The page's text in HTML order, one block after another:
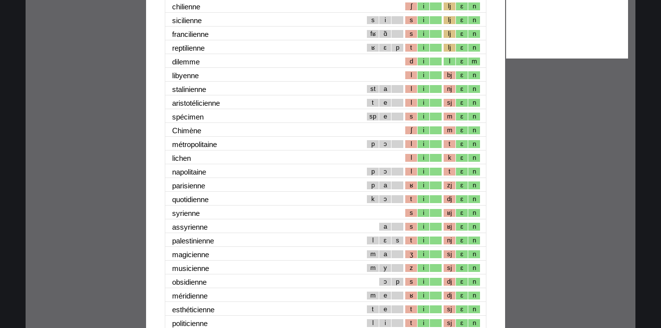
chilienne ʃ i lj ɛ n
sicilienne s i s i lj ɛ n
francilienne fʁ ɑ̃ s i lj ɛ n
reptilienne ʁ ɛ p t i lj ɛ n
dilemme d i l ɛ m
libyenne l i bj ɛ n
stalinienne st a l i nj ɛ n
aristotélicienne t e l i sj ɛ n
spécimen sp e s i m ɛ n
Chimène ʃ i m ɛ n
métropolitaine p ɔ l i t ɛ n
lichen l i k ɛ n
napolitaine p ɔ l i t ɛ n
parisienne p a ʁ i zj ɛ n
quotidienne k ɔ t i dj ɛ n
syrienne s i ʁj ɛ n
assyrienne a s i ʁj ɛ n
palestinienne l ɛ s t i nj ɛ n
magicienne m a ʒ i sj ɛ n
musicienne m y z i sj ɛ n
obsidienne ɔ p s i dj ɛ n
méridienne m e ʁ i dj ɛ n
esthéticienne t e t i sj ɛ n
politicienne l i t i sj ɛ n